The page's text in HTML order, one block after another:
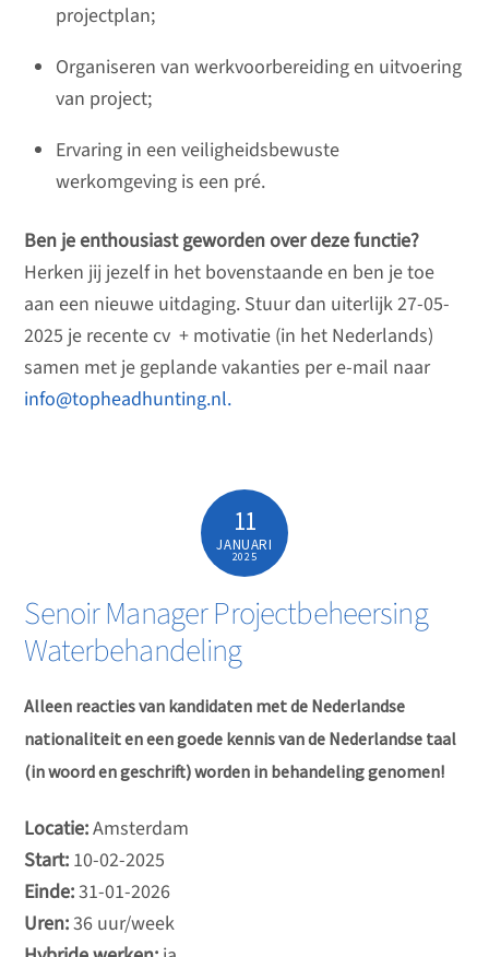
projectplan;
Organiseren van werkvoorbereiding en uitvoering
van project;
Ervaring in een veiligheidsbewuste
werkomgeving is een pré.
Ben je enthousiast geworden over deze functie?
Herken jij jezelf in het bovenstaande en ben je toe
aan een nieuwe uitdaging. Stuur dan uiterlijk 27-05-
2025 je recente cv + motivatie (in het Nederlands)
samen met je geplande vakanties per e-mail naar
info@topheadhunting.nl.
11
JANUARI
2025
Senoir Manager Projectbeheersing
Waterbehandeling
Alleen reacties van kandidaten met de Nederlandse
nationaliteit en een goede kennis van de Nederlandse taal
(in woord en geschrift) worden in behandeling genomen!
Locatie:Amsterdam
Start: 10-02-2025
Einde:31-01-2026
Uren:36 uur/week